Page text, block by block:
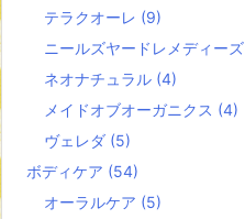
テラクオーレ (9)
ニールズヤードレメディーズ
ネオナチュラル (4)
メイドオブオーガニクス (4)
ヴェレダ (5)
ボディケア (54)
オーラルケア (5)